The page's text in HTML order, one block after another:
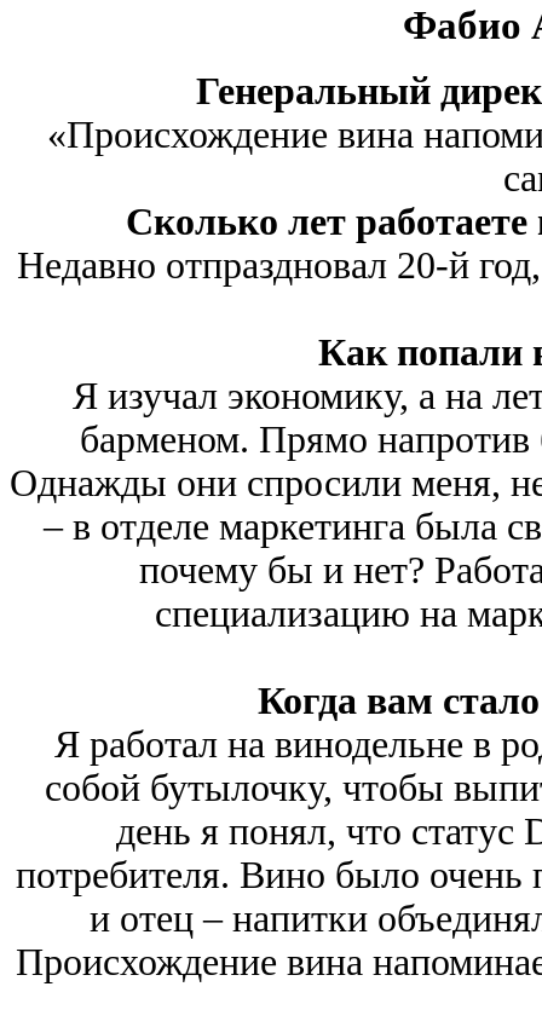
Фабио
Генеральный
«Происхождение вина
Сколько лет работаете
Недавно отпраздновал 20-й
Как попали
Я изучал экономику, а на
барменом. Прямо напротив
Однажды они спросили меня,
– в отделе маркетинга была
почему бы и нет?
специализацию на
Когда вам
Я работал на винодельне в
собой бутылочку, чтобы
день я понял, что статус
потребителя. Вино было очень
и отец – напитки
Происхождение вина